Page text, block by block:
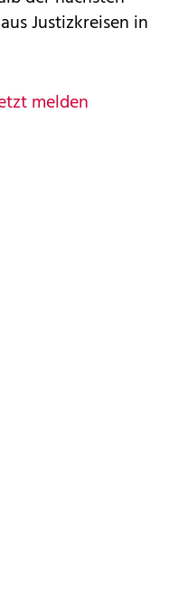
Justizkreisen in
melden